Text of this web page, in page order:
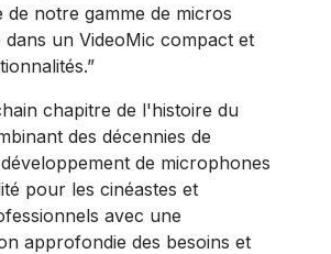
de notre gamme de micros
un VideoMic compact et
chapitre de l'histoire du
des décennies de
de microphones
pour les cinéastes et
avec une
approfondie des besoins et